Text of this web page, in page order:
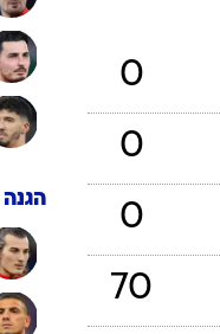
ענפים נוספים
לוח שידורים
החידה של
ארכיון מדורים
0
0
0
70
הגנה